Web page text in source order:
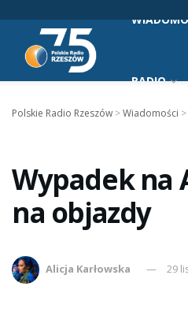
RADIO
Polskie Radio Rzeszów >Wiadomości >
Wypadek na
na objazdy
Alicja Karłowska 29